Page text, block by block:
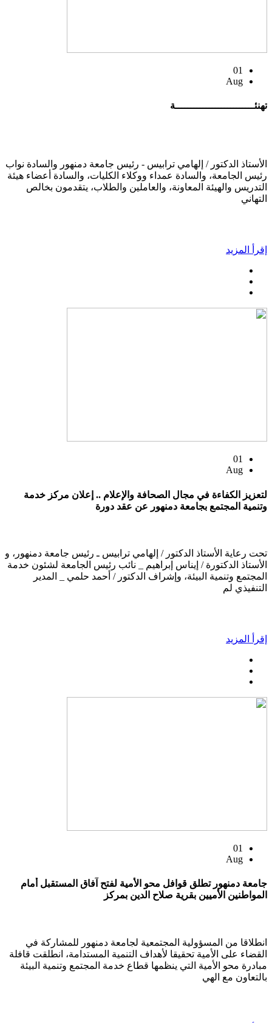
01
Aug
تهنئــــــــــــــــــــــــــة
الأستاذ الدكتور / إلهامي ترابيس - رئيس جامعة دمنهور والسادة نواب
رئيس الجامعة، والسادة عمداء ووكلاء الكليات، والسادة أعضاء هيئة
التدريس والهيئة المعاونة، والعاملين والطلاب، يتقدمون بخالص
التهاني
إقرأ المزيد
01
Aug
لتعزيز الكفاءة في مجال الصحافة والإعلام .. إعلان مركز خدمة
وتنمية المجتمع بجامعة دمنهور عن عقد دورة
تحت رعاية الأستاذ الدكتور / إلهامي ترابيس ـ رئيس جامعة دمنهور، و
الأستاذ الدكتورة / إيناس إبراهيم _ نائب رئيس الجامعة لشئون خدمة
المجتمع وتنمية البيئة، وإشراف الدكتور / أحمد حلمي _ المدير
التنفيذي لم
إقرأ المزيد
01
Aug
جامعة دمنهور تطلق قوافل محو الأمية لفتح آفاق المستقبل أمام
المواطنين الأميين بقرية صلاح الدين بمركز
انطلاقا من المسؤولية المجتمعية لجامعة دمنهور للمشاركة في
القضاء على الأمية تحقيقا لأهداف التنمية المستدامة، انطلقت قافلة
مبادرة محو الأمية التي ينظمها قطاع خدمة المجتمع وتنمية البيئة
بالتعاون مع الهي